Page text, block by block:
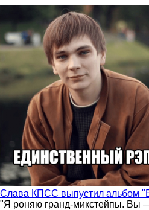
Слава КПСС выпустил альбом
"Я роняю гранд-микстейпы. Вы